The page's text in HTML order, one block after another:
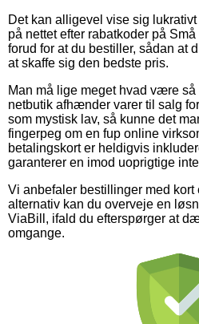
Det kan alligevel vise sig
på nettet efter rabatkoder på
forud for at du bestiller, sådan at
at skaffe sig den bedste pris.
Man må lige meget hvad være så
netbutik afhænder varer til salg
som mystisk lav, så kunne det
fingerpeg om en fup online
betalingskort er heldigvis
garanterer en imod uoprigtige
Vi anbefaler bestillinger med kort
alternativ kan du overveje en
ViaBill, ifald du efterspørger at
omgange.